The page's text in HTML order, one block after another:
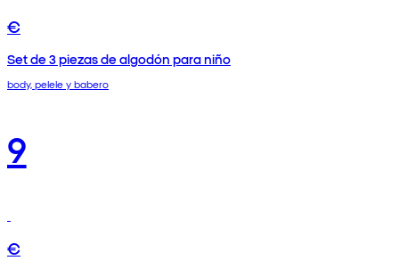
€
Set de 3 piezas de algodón para niño
body, pelele y babero
9
€